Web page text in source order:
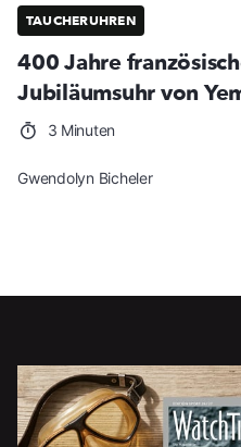
TAUCHERUHREN
400 Jahre
Jubiläumsuhr von
3 Minuten
Gwendolyn Bicheler